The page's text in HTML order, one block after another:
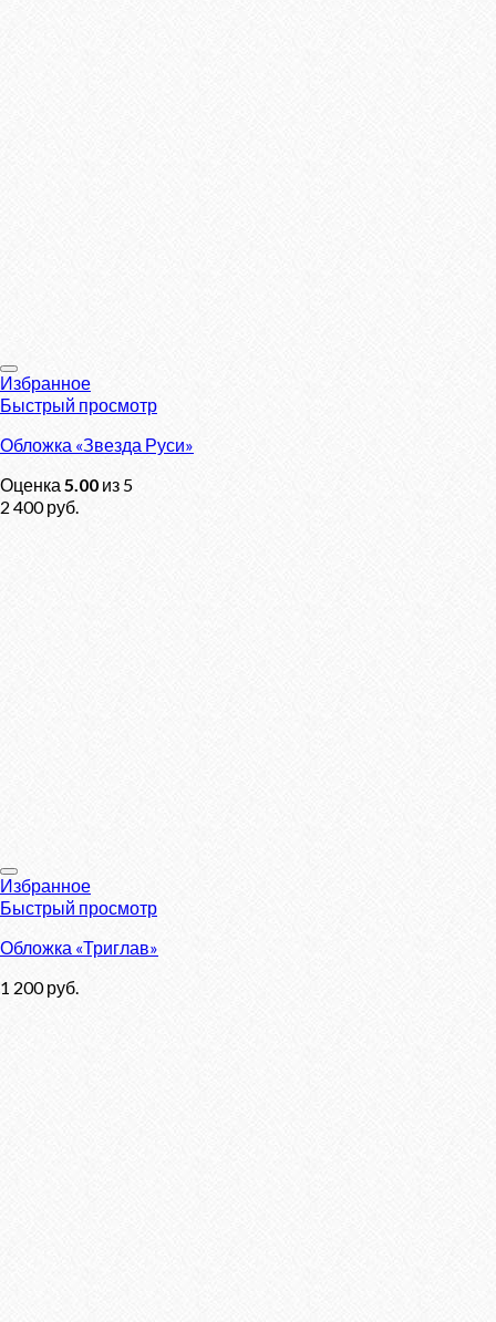
Избранное
Быстрый просмотр
Обложка «Звезда Руси»
Оценка 5.00 из 5
2 400руб.
Избранное
Быстрый просмотр
Обложка «Триглав»
1 200руб.